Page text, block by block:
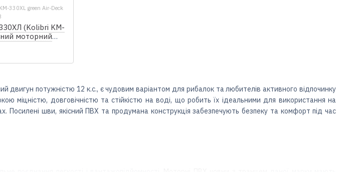
двигун потужністю 12 к.с., є чудовим варіантом для рибалок та любителів активного відпочинку
міцністю, довговічністю та стійкістю на воді, що робить їх ідеальними для використання на
Посилені шви, якісний ПВХ та продумана конструкція забезпечують безпеку та комфорт під час
330XL green Air-Deck
(Kolibri KM-
моторний